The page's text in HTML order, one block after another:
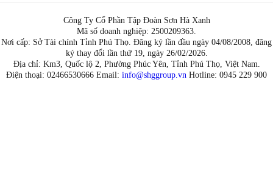
Công Ty Cổ Phần Tập Đoàn Sơn Hà Xanh
Mã số doanh nghiệp: 2500209363.
Nơi cấp: Sở Tài chính Tỉnh Phú Thọ. Đăng ký lần đầu ngày 04/08/2008, đăng
ký thay đổi lần thứ 19, ngày 26/02/2026.
Địa chỉ: Km3, Quốc lộ 2, Phường Phúc Yên, Tỉnh Phú Thọ, Việt Nam.
Điện thoại: 02466530666 Email: info@shggroup.vn Hotline: 0945 229 900